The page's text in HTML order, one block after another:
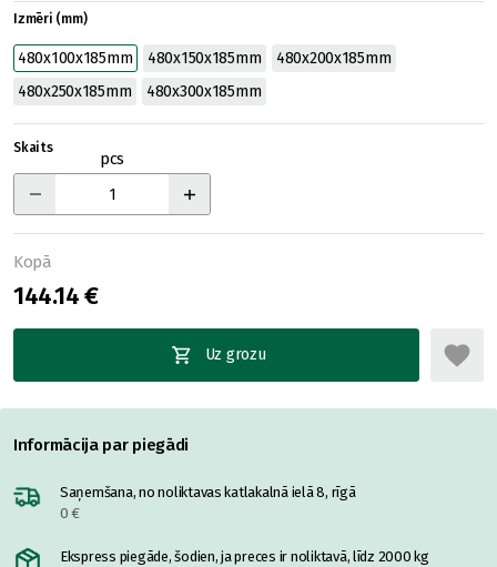
Izmēri (mm)
480x100x185mm 480x150x185mm
480x200x185mm
480x250x185mm
480x300x185mm
Skaits
pcs
Kopā
144.14 €
Uz grozu
Informācija par piegādi
Saņemšana, no noliktavas katlakalnā ielā 8, rīgā
0 €
Ekspress piegāde, šodien, ja preces ir noliktavā, līdz 2000 kg